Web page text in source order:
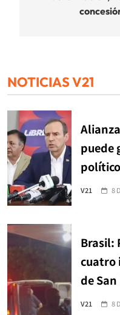
NOTICIAS V21
puede
V21 8
Brasil:
cuatro
de
V21 8